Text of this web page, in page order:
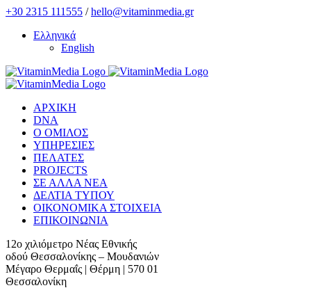
Skip
content
+30 2315 111555 /hello@vitaminmedia.gr
Ελληνικά
English
ΑΡΧΙΚΗ
DNA
Ο ΟΜΙΛΟΣ
ΥΠΗΡΕΣΙΕΣ
ΠΕΛΑΤΕΣ
PROJECTS
ΣΕ ΑΛΛΑ ΝΕΑ
ΔΕΛΤΙΑ ΤΥΠΟΥ
ΟΙΚΟΝΟΜΙΚΑ ΣΤΟΙΧΕΙΑ
ΕΠΙΚΟΙΝΩΝΙΑ
12ο χιλιόμετρο Νέας Εθνικής
οδού Θεσσαλονίκης – Μουδανιών
Μέγαρο Θερμαΐς | Θέρμη | 570 01
Θεσσαλονίκη